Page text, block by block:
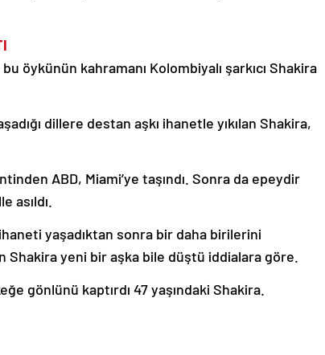
öykünün kahramanı Kolombiyalı şarkıcı Shakira
dillere destan aşkı ihanetle yıkılan Shakira,
ABD, Miami’ye taşındı. Sonra da epeydir
asıldı.
yaşadıktan sonra bir daha birilerini
Shakira yeni bir aşka bile düştü iddialara göre.
gönlünü kaptırdı 47 yaşındaki Shakira.